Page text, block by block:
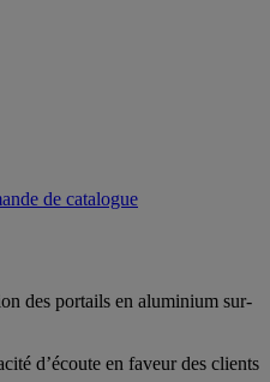
de catalogue
des portails en aluminium sur-
d’écoute en faveur des clients